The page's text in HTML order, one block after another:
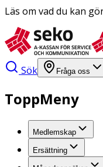
Läs om vad du kan
Sök Fråga oss
ToppMeny
Medlemskap
Ersättning